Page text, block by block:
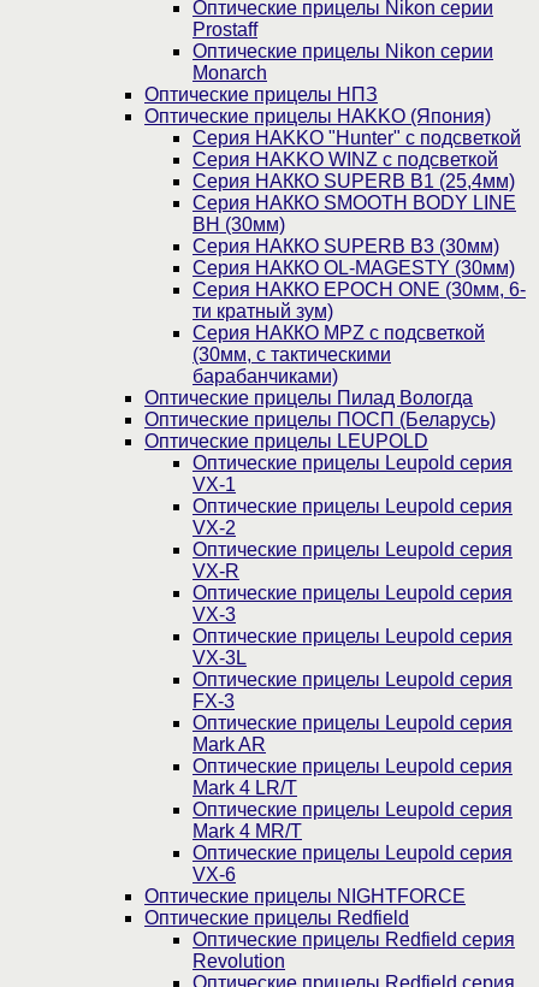
Оптические прицелы Nikon серии
Prostaff
Оптические прицелы Nikon серии
Monarch
Оптические прицелы НПЗ
Оптические прицелы HAKKO (Япония)
Cерия HAKKO "Hunter" с подсветкой
Серия НAKKO WINZ с подсветкой
Серия НАККО SUPERB B1 (25,4мм)
Серия НАККО SMOOTH BODY LINE
BH (30мм)
Серия НАККО SUPERB B3 (30мм)
Серия НАККО OL-MAGESTY (30мм)
Серия НАККО EPOCH ONE (30мм, 6-
ти кратный зум)
Серия НАККО MPZ с подсветкой
(30мм, c тактическими
барабанчиками)
Оптические прицелы Пилад Вологда
Оптические прицелы ПОСП (Беларусь)
Оптические прицелы LEUPOLD
Оптические прицелы Leupold серия
VX-1
Оптические прицелы Leupold серия
VX-2
Оптические прицелы Leupold серия
VX-R
Оптические прицелы Leupold серия
VX-3
Оптические прицелы Leupold серия
VX-3L
Оптические прицелы Leupold серия
FX-3
Оптические прицелы Leupold серия
Mark AR
Оптические прицелы Leupold серия
Mark 4 LR/T
Оптические прицелы Leupold серия
Mark 4 MR/T
Оптические прицелы Leupold серия
VX-6
Оптические прицелы NIGHTFORCE
Оптические прицелы Redfield
Оптические прицелы Redfield серия
Revolution